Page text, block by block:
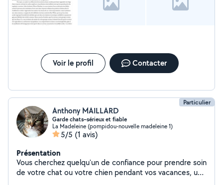
Voir le profil Contacter
Particulier
Anthony MAILLARD
Garde chats–sérieux et fiable
La Madeleine (pompidou-nouvelle madeleine 1)
5/5 (1 avis)
Présentation
Vous cherchez quelqu'un de confiance pour prendre soin
de votre chat ou votre chien pendant vos vacances, un